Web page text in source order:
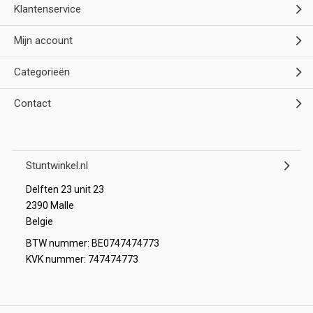
Klantenservice
Mijn account
Categorieën
Contact
Stuntwinkel.nl
Delften 23 unit 23
2390 Malle
Belgie
BTW nummer: BE0747474773
KVK nummer: 747474773